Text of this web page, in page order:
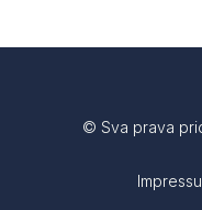
© Sva prava